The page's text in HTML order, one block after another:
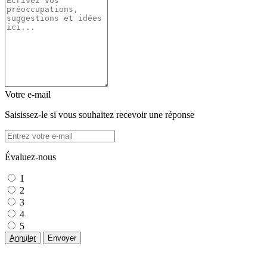
Votre e-mail
Saisissez-le si vous souhaitez recevoir une réponse
Évaluez-nous
1
2
3
4
5
Annuler Envoyer